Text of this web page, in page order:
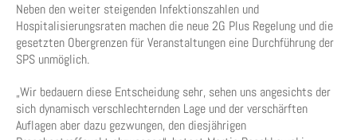
Neben den weiter steigenden Infektionszahlen und
Hospitalisierungsraten machen die neue 2G Plus Regelung und die
gesetzten Obergrenzen für Veranstaltungen eine Durchführung der
SPS unmöglich.
„Wir bedauern diese Entscheidung sehr, sehen uns angesichts der
sich dynamisch verschlechternden Lage und der verschärften
Auflagen aber dazu gezwungen, den diesjährigen